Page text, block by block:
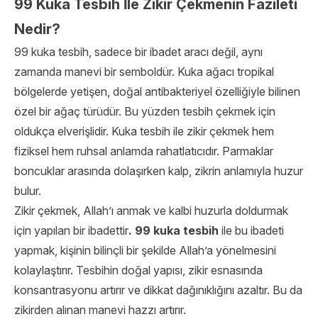
99 Kuka Tesbih İle Zikir Çekmenin Fazileti
Nedir?
99 kuka tesbih, sadece bir ibadet aracı değil, aynı
zamanda manevi bir semboldür. Kuka ağacı tropikal
bölgelerde yetişen, doğal antibakteriyel özelliğiyle bilinen
özel bir ağaç türüdür. Bu yüzden tesbih çekmek için
oldukça elverişlidir. Kuka tesbih ile zikir çekmek hem
fiziksel hem ruhsal anlamda rahatlatıcıdır. Parmaklar
boncuklar arasında dolaşırken kalp, zikrin anlamıyla huzur
bulur.
Zikir çekmek, Allah’ı anmak ve kalbi huzurla doldurmak
için yapılan bir ibadettir. 99 kuka tesbih ile bu ibadeti
yapmak, kişinin bilinçli bir şekilde Allah’a yönelmesini
kolaylaştırır. Tesbihin doğal yapısı, zikir esnasında
konsantrasyonu artırır ve dikkat dağınıklığını azaltır. Bu da
zikirden alınan manevi hazzı artırır.